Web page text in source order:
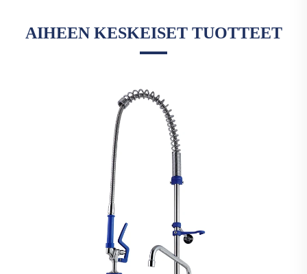
AIHEEN KESKEISET TUOTTEET